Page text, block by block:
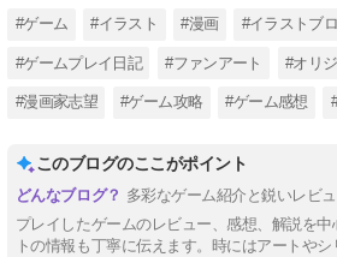
#ゲーム #イラスト #漫画 #イラストブ
#ゲームプレイ日記 #ファンアート #オリ
#漫画家志望 #ゲーム攻略 #ゲーム感想
このブログのここがポイント
多彩なゲーム紹介と鋭いレビ
プレイしたゲームのレビュー、感想、解説を
トの情報も丁寧に伝えます。時にはアートや